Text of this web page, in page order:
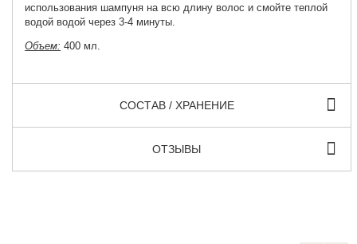
использования шампуня на всю длину волос и смойте теплой
водой водой через 3-4 минуты.
Объем: 400 мл.
СОСТАВ / ХРАНЕНИЕ
ОТЗЫВЫ